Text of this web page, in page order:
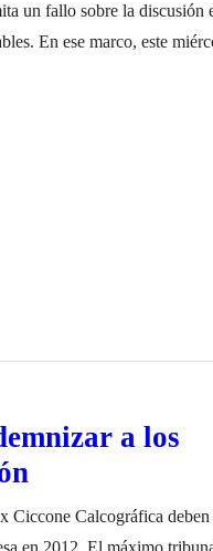
un fallo sobre la discusión
En ese marco, este
Nación, la Ciudad se
a los
Ciccone Calcográfica deben